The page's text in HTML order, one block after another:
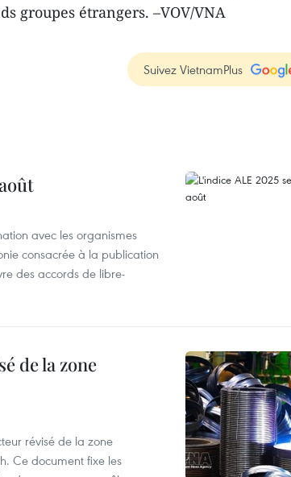
groupes étrangers. –VOV/VNA
Suivez VietnamPlus
avec les organismes
consacrée à la publication
des accords de libre-
de la zone
révisé de la zone
Ce document fixe les